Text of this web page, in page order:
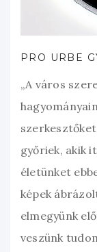
PRO URBE
„A város
győriek, akik
életünket
képek
elmegyünk
veszünk